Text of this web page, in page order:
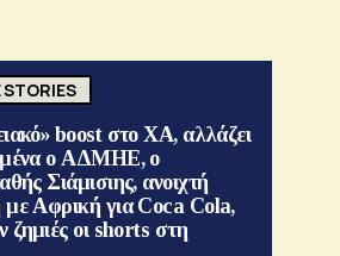
STORIES
boost στο ΧΑ, αλλάζει
ο ΑΔΜΗΕ, ο
Σιάμισιης, ανοιχτή
Αφρική για Coca Cola,
ζημιές οι shorts στη